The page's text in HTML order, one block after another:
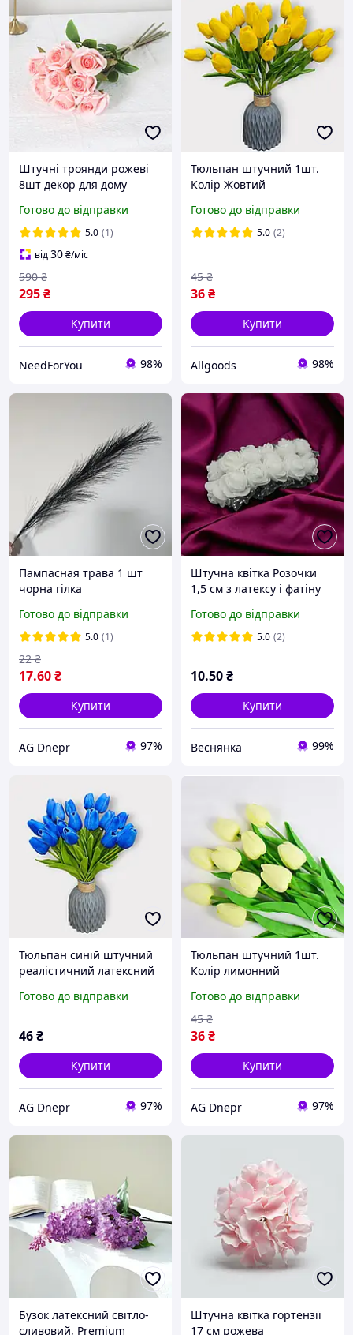
Штучні троянди рожеві
8шт декор для дому
декоративні рослини для
інтер'єру
Готово до відправки
5.0 (1)
від30₴/міс
295₴
590 ₴
Купити
NeedForYou 98%
Тюльпан штучний 1шт.
Колір Жовтий
Готово до відправки
5.0 (2)
36₴
45 ₴
Купити
Allgoods 98%
Пампасная трава 1 шт
чорна гілка
Готово до відправки
5.0 (1)
17.60₴
22 ₴
Купити
AG Dnepr 97%
Штучна квітка Розочки
1,5 см з латексу і фатіну
латексні квіти на дротику
для рукоділля та декору
Готово до відправки
5.0 (2)
10.50₴
Купити
Веснянка 99%
Тюльпан синій штучний
реалістичний латексний
Готово до відправки
46₴
Купити
AG Dnepr 97%
Тюльпан штучний 1шт.
Колір лимонний
Готово до відправки
36₴
45 ₴
Купити
AG Dnepr 97%
Бузок латексний світло-
сливовий, Premium
Штучна квітка гортензії
17 см рожева